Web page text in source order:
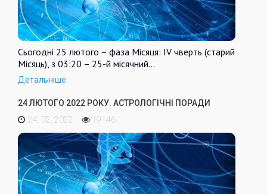
Сьогодні 25 лютого – фаза Місяця: IV чверть (старий
Місяць), з 03:20 – 25-й місячний…
Детальніше
24 ЛЮТОГО 2022 РОКУ. АСТРОЛОГІЧНІ ПОРАДИ
24. 02. 2022
19146